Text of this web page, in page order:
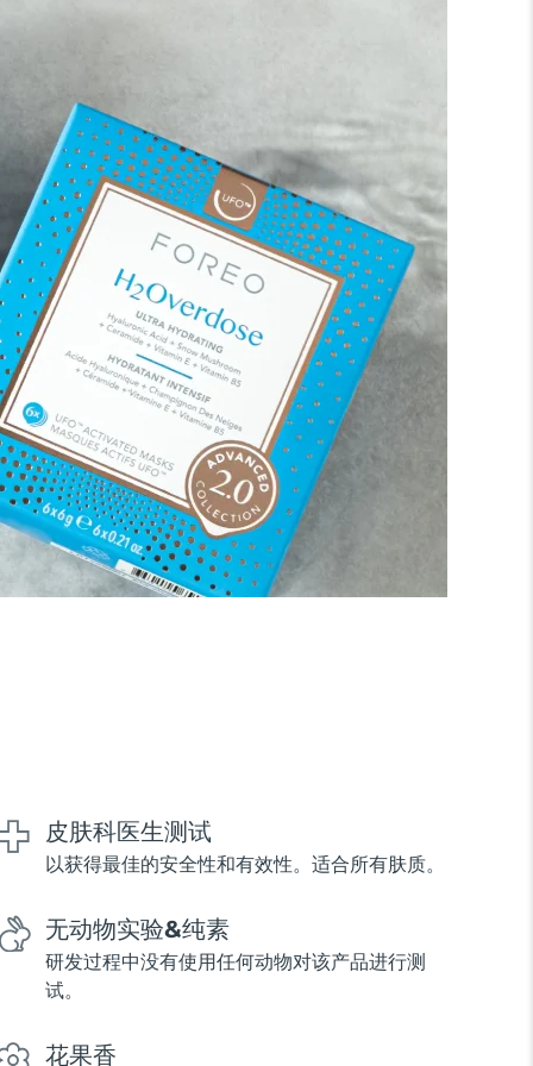
皮肤科医生测试
以获得最佳的安全性和有效性。适合所有肤质。
无动物实验&纯素
研发过程中没有使用任何动物对该产品进行测
试。
花果香